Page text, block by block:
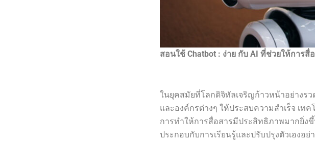
สอนใช้ Chatbot : ง่าย กับ AI ที่ช่วยให้การสื่
ในยุคสมัยที่โลกดิจิทัลเจริญก้าวหน้าอย่างร
และองค์กรต่างๆ ให้ประสบความสำเร็จ เท
การทำให้การสื่อสารมีประสิทธิภาพมากยิ่ง
ประกอบกับการเรียนรู้และปรับปรุงตัวเองอย่